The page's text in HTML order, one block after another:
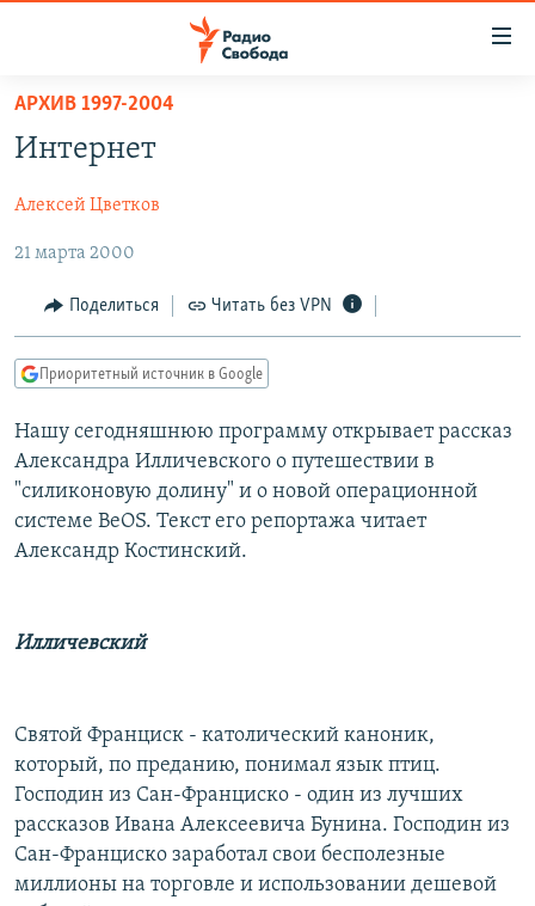
упрощенного
доступа
содержанию
Вернутся
главной
навигации
поиску
ПОДКАСТЫ
АВТОРСКИЕ ПРОЕКТЫ
ЦИТАТЫ СВОБОДЫ
МНЕНИЯ
КУЛЬТУРА
IDEL.РЕАЛИИ
КАВКАЗ.РЕАЛИИ
СЕВЕР.РЕАЛИИ
СИБИРЬ.РЕАЛИИ
РАСПИСАНИЕ ВЕЩАНИЯ
Все сайты РСЕ/РС
АРХИВ 1997-2004
Интернет
Алексей Цветков
21 марта 2000
Поделиться Читать без VPN
Приоритетный источник в Google
Нашу сегодняшнюю программу открывает рассказ
Александра Илличевского о путешествии в
"силиконовую долину" и о новой операционной
системе BeOS. Текст его репортажа читает
Александр Костинский.
Илличевский
Святой Франциск - католический каноник,
который, по преданию, понимал язык птиц.
Господин из Сан-Франциско - один из лучших
рассказов Ивана Алексеевича Бунина. Господин из
Сан-Франциско заработал свои бесполезные
миллионы на торговле и использовании дешевой